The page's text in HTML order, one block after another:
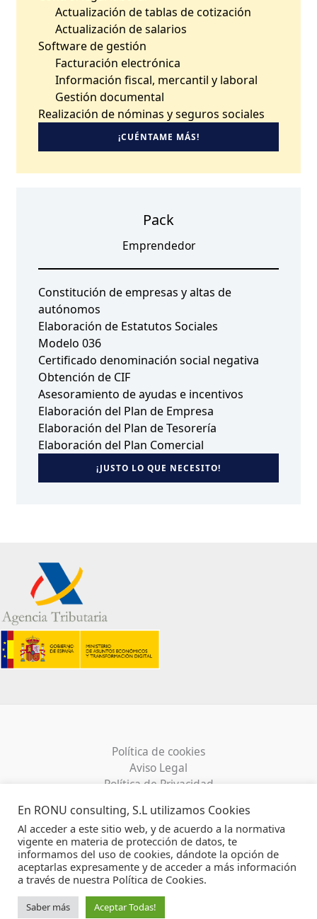
Actualización de tablas de cotización
Actualización de salarios
Software de gestión
Facturación electrónica
Información fiscal, mercantil y laboral
Gestión documental
Realización de nóminas y seguros sociales
¡CUÉNTAME MÁS!
Pack
Emprendedor
Constitución de empresas y altas de
autónomos
Elaboración de Estatutos Sociales
Modelo 036
Certificado denominación social negativa
Obtención de CIF
Asesoramiento de ayudas e incentivos
Elaboración del Plan de Empresa
Elaboración del Plan de Tesorería
Elaboración del Plan Comercial
¡JUSTO LO QUE NECESITO!
Política de cookies
Aviso Legal
Política de Privacidad
Copyright © 2026 RonuConsulting | Powered by
ronuconsulting.com
En RONU consulting, S.L utilizamos Cookies
Al acceder a este sitio web, y de acuerdo a la normativa
vigente en materia de protección de datos, te
informamos del uso de cookies, dándote la opción de
aceptarlas expresamente y de acceder a más información
a través de nuestra Política de Cookies.
Saber más Aceptar Todas!